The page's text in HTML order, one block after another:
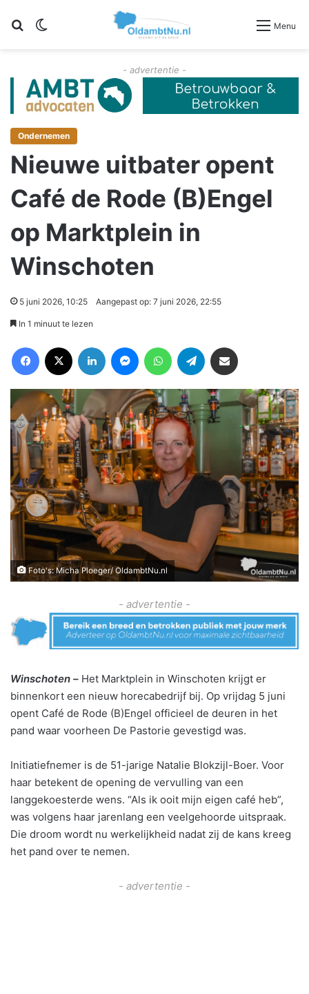
Zoeken Menu
- advertentie -
Ondernemen
Nieuwe uitbater opent
Café de Rode (B)Engel
op Marktplein in
Winschoten
5 juni 2026, 10:25 Aangepast op: 7 juni 2026, 22:55
In 1 minuut te lezen
Foto's: Micha Ploeger/ OldambtNu.nl
- advertentie -
Winschoten – Het Marktplein in Winschoten krijgt er
binnenkort een nieuw horecabedrijf bij. Op vrijdag 5 juni
opent Café de Rode (B)Engel officieel de deuren in het
pand waar voorheen De Pastorie gevestigd was.
Initiatiefnemer is de 51-jarige Natalie Blokzijl-Boer. Voor
haar betekent de opening de vervulling van een
langgekoesterde wens. “Als ik ooit mijn eigen café heb”,
was volgens haar jarenlang een veelgehoorde uitspraak.
Die droom wordt nu werkelijkheid nadat zij de kans kreeg
het pand over te nemen.
- advertentie -